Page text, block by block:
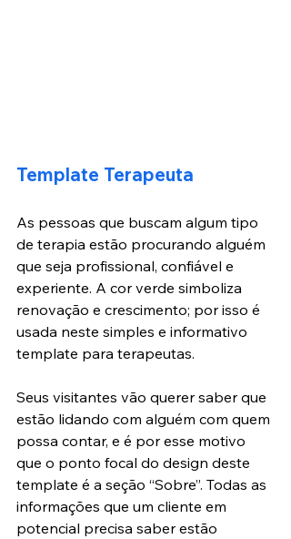
Template Terapeuta
As pessoas que buscam algum tipo
de terapia estão procurando alguém
que seja profissional, confiável e
experiente. A cor verde simboliza
renovação e crescimento; por isso é
usada neste simples e informativo
template para terapeutas.
Seus visitantes vão querer saber que
estão lidando com alguém com quem
possa contar, e é por esse motivo
que o ponto focal do design deste
template é a seção “Sobre”. Todas as
informações que um cliente em
potencial precisa saber estão